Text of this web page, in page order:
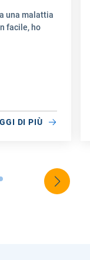
una malattia
facile, ho
DI PIÙ